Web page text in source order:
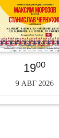
1900
9 АВГ 2026